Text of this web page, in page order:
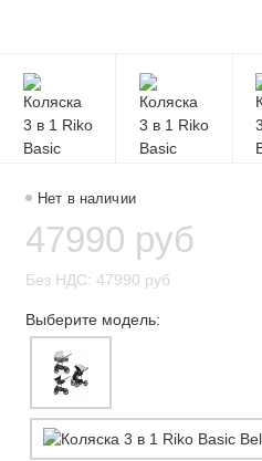
Нет в наличии
47990 руб
Без НДС: 47990 руб
Выберите модель: